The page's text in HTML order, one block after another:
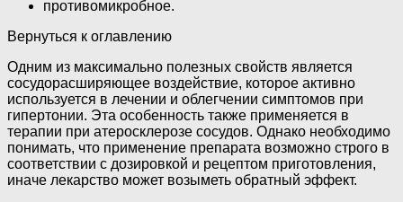
противомикробное.
Вернуться к оглавлению
Одним из максимально полезных свойств является
сосудорасширяющее воздействие, которое активно
используется в лечении и облегчении симптомов при
гипертонии. Эта особенность также применяется в
терапии при атеросклерозе сосудов. Однако необходимо
понимать, что применение препарата возможно строго в
соответствии с дозировкой и рецептом приготовления,
иначе лекарство может возыметь обратный эффект.